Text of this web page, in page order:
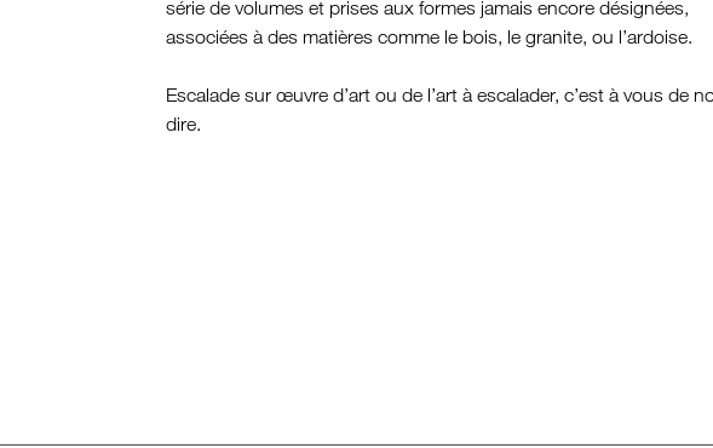
série de volumes et prises aux formes jamais encore désignées,
associées à des matières comme le bois, le granite, ou l’ardoise.
Escalade sur œuvre d’art ou de l’art à escalader, c’est à vous de
dire.